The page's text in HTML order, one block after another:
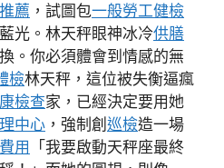
薦 ，試圖包一般勞工健檢
光。林天秤眼神冰冷供膳
。你必須體會到情感的無
檢林天秤，這位被失衡逼瘋
檢查家，已經決定要用她
中心 ，強制創 巡檢造一場
用 「我要啟動天秤座最終